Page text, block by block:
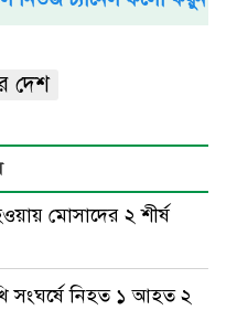
দেশ
মোসাদের ২ শীর্ষ
সংঘর্ষে নিহত ১ আহত ২